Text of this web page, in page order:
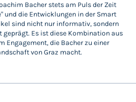
Bacher stets am Puls der Zeit
und die Entwicklungen in der Smart
sind nicht nur informativ, sondern
Es ist diese Kombination aus
Engagement, die Bacher zu einer
von Graz macht.